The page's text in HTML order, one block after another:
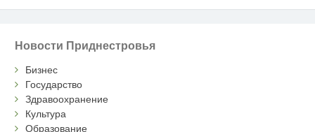
Новости Приднестровья
Бизнес
Государство
Здравоохранение
Культура
Образование